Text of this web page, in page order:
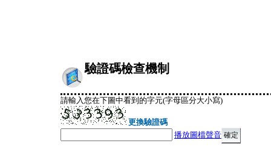
驗證碼檢查機制
請輸入您在下圖中看到的字元(字母區分大小寫)
更換驗證碼
播放圖檔聲音